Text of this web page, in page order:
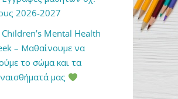
2026-2027
Children’s Mental Health
– Μαθαίνουμε να
το σώμα και τα
μας